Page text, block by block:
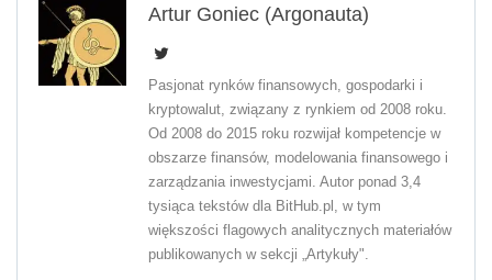
Artur Goniec (Argonauta)
Pasjonat rynków finansowych, gospodarki i
kryptowalut, związany z rynkiem od 2008 roku.
Od 2008 do 2015 roku rozwijał kompetencje w
obszarze finansów, modelowania finansowego i
zarządzania inwestycjami. Autor ponad 3,4
tysiąca tekstów dla BitHub.pl, w tym
większości flagowych analitycznych materiałów
publikowanych w sekcji „Artykuły".